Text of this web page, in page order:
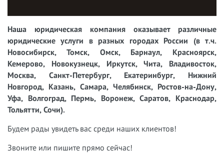
Наша юридическая компания оказывает различные
юридические услуги в разных городах России (в т.ч.
Новосибирск, Томск, Омск, Барнаул, Красноярск,
Кемерово, Новокузнецк, Иркутск, Чита, Владивосток,
Москва, Санкт-Петербург, Екатеринбург, Нижний
Новгород, Казань, Самара, Челябинск, Ростов-на-Дону,
Уфа, Волгоград, Пермь, Воронеж, Саратов, Краснодар,
Тольятти, Сочи).
Будем рады увидеть вас среди наших клиентов!
Звоните или пишите прямо сейчас!